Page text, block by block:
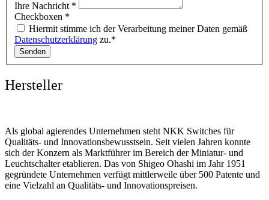
Ihre Nachricht *
Checkboxen *
Hiermit stimme ich der Verarbeitung meiner Daten gemäß
Datenschutzerklärung zu.*
Senden
Hersteller
Als global agierendes Unternehmen steht NKK Switches für
Qualitäts- und Innovationsbewusstsein. Seit vielen Jahren konnte
sich der Konzern als Marktführer im Bereich der Miniatur- und
Leuchtschalter etablieren. Das von Shigeo Ohashi im Jahr 1951
gegründete Unternehmen verfügt mittlerweile über 500 Patente und
eine Vielzahl an Qualitäts- und Innovationspreisen.